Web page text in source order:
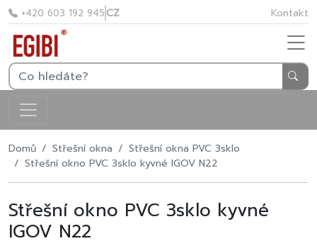
+420 603 192 945CZ Kontakt
Domů Střešní okna
Střešní okna PVC 3sklo
Střešní okno PVC 3sklo kyvné IGOV N22
Střešní okno PVC 3sklo kyvné
IGOV N22